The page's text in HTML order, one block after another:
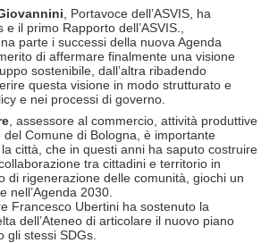
, Portavoce dell’ASVIS, ha
il primo Rapporto dell’ASVIS.,
parte i successi della nuova Agenda
di affermare finalmente una visione
sostenibile, dall’altra ribadendo
questa visione in modo strutturato e
e nei processi di governo.
, assessore al commercio, attività produttive
Comune di Bologna, è importante
città, che in questi anni ha saputo costruire
tra cittadini e territorio in
di rigenerazione delle comunità, giochi un
nell’Agenda 2030.
Francesco Ubertini ha sostenuto la
dell’Ateneo di articolare il nuovo piano
gli stessi SDGs.